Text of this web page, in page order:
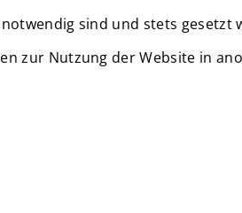
sind und stets gesetzt
zur Nutzung der Website in